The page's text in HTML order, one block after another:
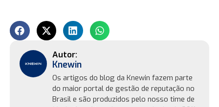
Knewin
Os artigos do blog da Knewin fazem parte
do maior portal de gestão de reputação no
Brasil e são produzidos pelo nosso time de